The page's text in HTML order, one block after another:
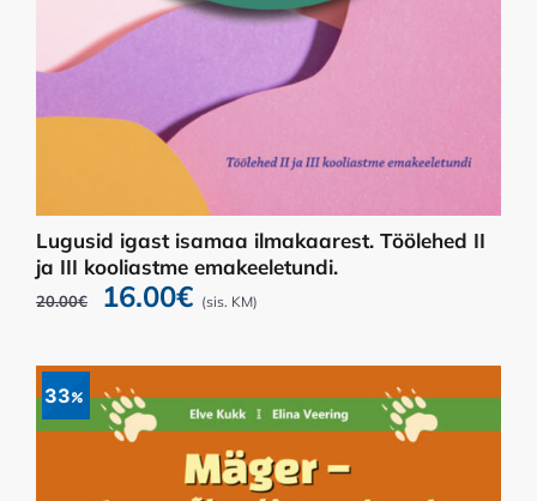
Lugusid igast isamaa ilmakaarest. Töölehed II
ja III kooliastme emakeeletundi.
20.00€
Algne
oli:
20.00€.
16.00€Praegune
on:
16.00€.
(sis. KM)
33